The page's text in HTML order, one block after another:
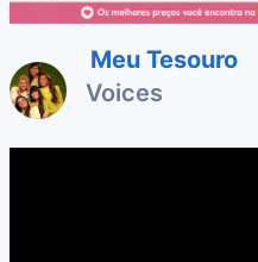
Meu Tesouro
Voices